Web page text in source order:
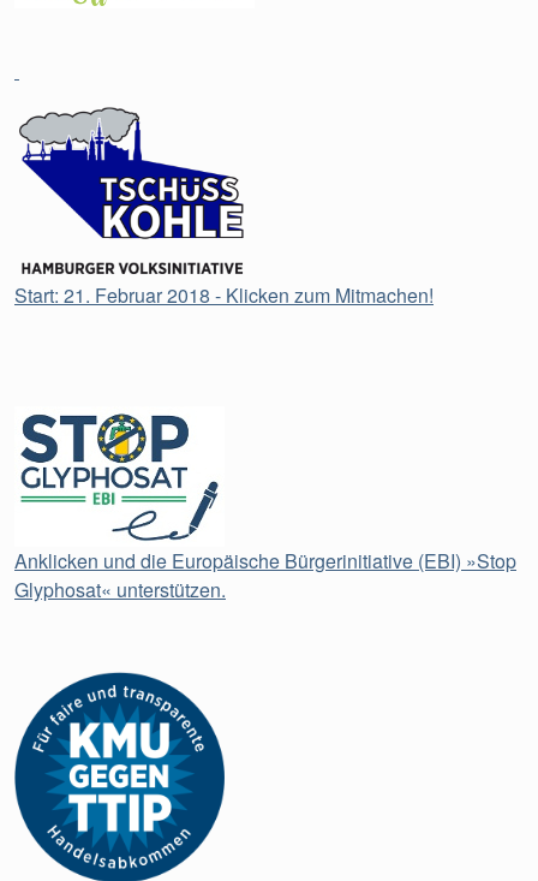
Start: 21. Februar 2018 - Klicken zum Mitmachen!
Anklicken und die Europäische Bürgerinitiative (EBI) »Stop
Glyphosat« unterstützen.